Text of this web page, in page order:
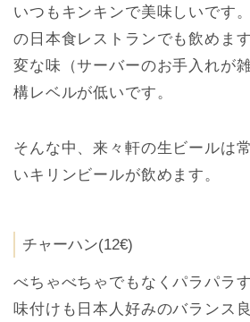
いつもキンキンで美味しいです
の日本食レストランでも飲めま
変な味（サーバーのお手入れが
構レベルが低いです。
そんな中、来々軒の生ビールは
いキリンビールが飲めます。
チャーハン(12€)
べちゃべちゃでもなくパラパラ
味付けも日本人好みのバランス